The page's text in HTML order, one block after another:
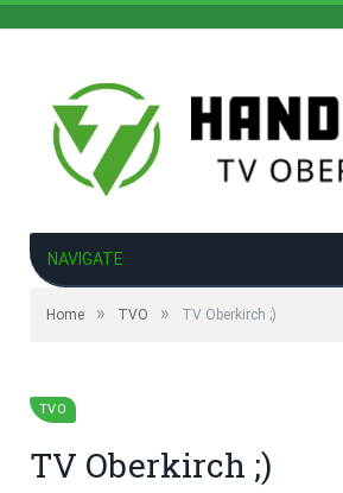
NAVIGATE
Home » TVO » TV Oberkirch ;)
TVO
TV Oberkirch ;)